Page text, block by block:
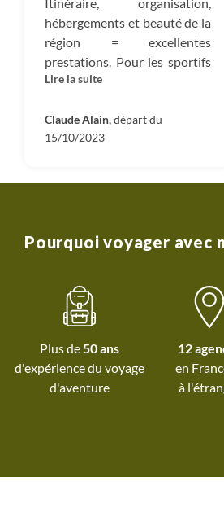
de reforestation nous permettant
des émissions carbone du
que nous apportons aux diverses
nous accompagnons en France
l’entreprise et qui nous permet
hébergements et beauté de la
région = excellentes
prestations. Pour les sportifs
moyens les vélos électriques
Lire la suite
Claude Alain,départ du
15/10/2023
Pourquoi voyager avec
Plus de50 ans
d'expérience du voyage
d'aventure
12
à